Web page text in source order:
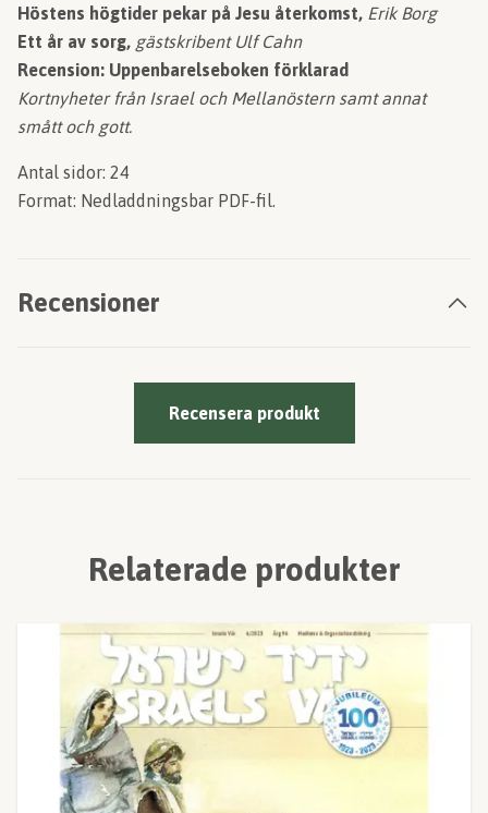
Höstens högtider pekar på Jesu återkomst, Erik Borg
Ett år av sorg, gästskribent Ulf Cahn
Recension: Uppenbarelseboken förklarad
Kortnyheter från Israel och Mellanöstern samtannat
smått och gott.
Antal sidor: 24
Format: Nedladdningsbar PDF-fil.
Recensioner
Recensera produkt
Relaterade produkter